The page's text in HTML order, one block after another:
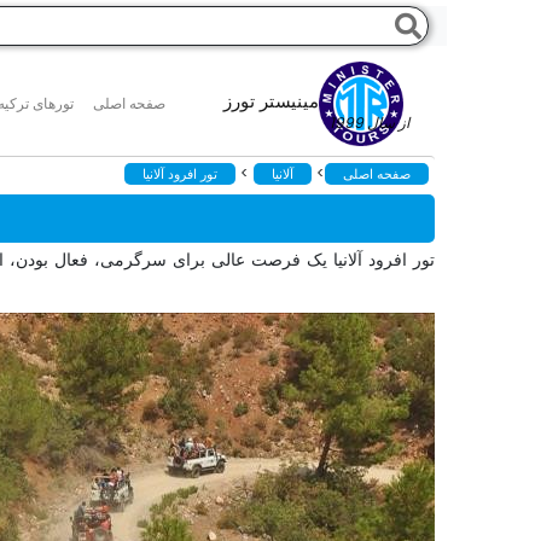
مینیستر تورز
از سال 1999
صفحه اصلی تورهای
صفحه اصلی > آلانیا > تور افرود آلانیا
تور افرود آلانیا یک فرصت عالی برای سرگرمی، فعال